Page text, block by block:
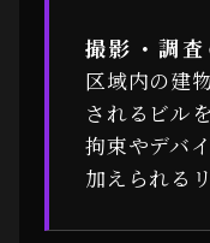
撮影・調査
区域内の建
されるビル
拘束やデバ
加えられる